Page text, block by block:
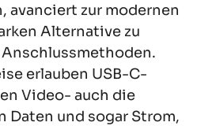
avanciert zur modernen
Alternative zu
erlauben USB-C-
Video- auch die
Daten und sogar Strom,